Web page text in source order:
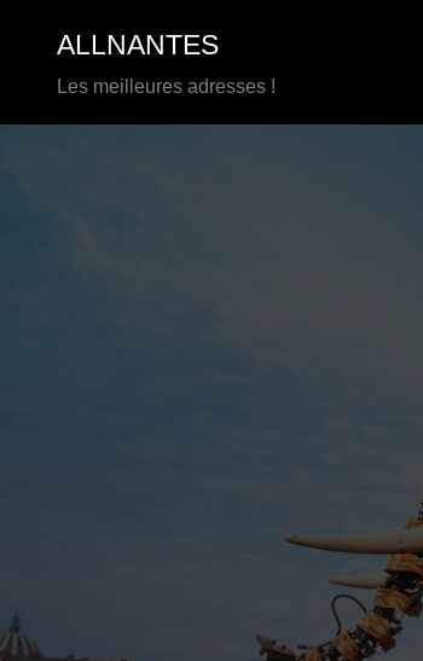
contenu
ALLNANTES
Les meilleures adresses !